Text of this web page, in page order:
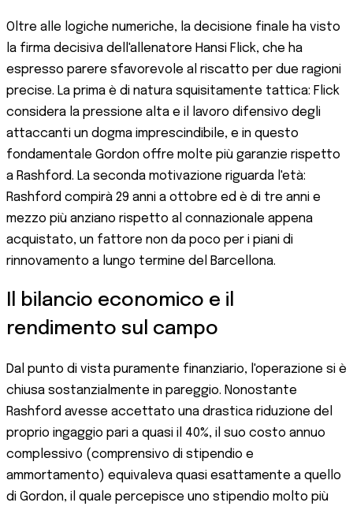
Oltre alle logiche numeriche, la decisione finale ha visto
la firma decisiva dell'allenatore Hansi Flick, che ha
espresso parere sfavorevole al riscatto per due ragioni
precise. La prima è di natura squisitamente tattica: Flick
considera la pressione alta e il lavoro difensivo degli
attaccanti un dogma imprescindibile, e in questo
fondamentale Gordon offre molte più garanzie rispetto
a Rashford. La seconda motivazione riguarda l'età:
Rashford compirà 29 anni a ottobre ed è di tre anni e
mezzo più anziano rispetto al connazionale appena
acquistato, un fattore non da poco per i piani di
rinnovamento a lungo termine del Barcellona.
Il bilancio economico e il
rendimento sul campo
Dal punto di vista puramente finanziario, l'operazione si è
chiusa sostanzialmente in pareggio. Nonostante
Rashford avesse accettato una drastica riduzione del
proprio ingaggio pari a quasi il 40%, il suo costo annuo
complessivo (comprensivo di stipendio e
ammortamento) equivaleva quasi esattamente a quello
di Gordon, il quale percepisce uno stipendio molto più